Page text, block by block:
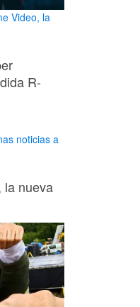
Video, la
R-
noticias a
la nueva